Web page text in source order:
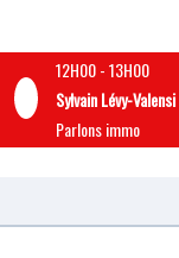
12H00-13H00
Sylvain Lévy-Valensi
Parlons immo